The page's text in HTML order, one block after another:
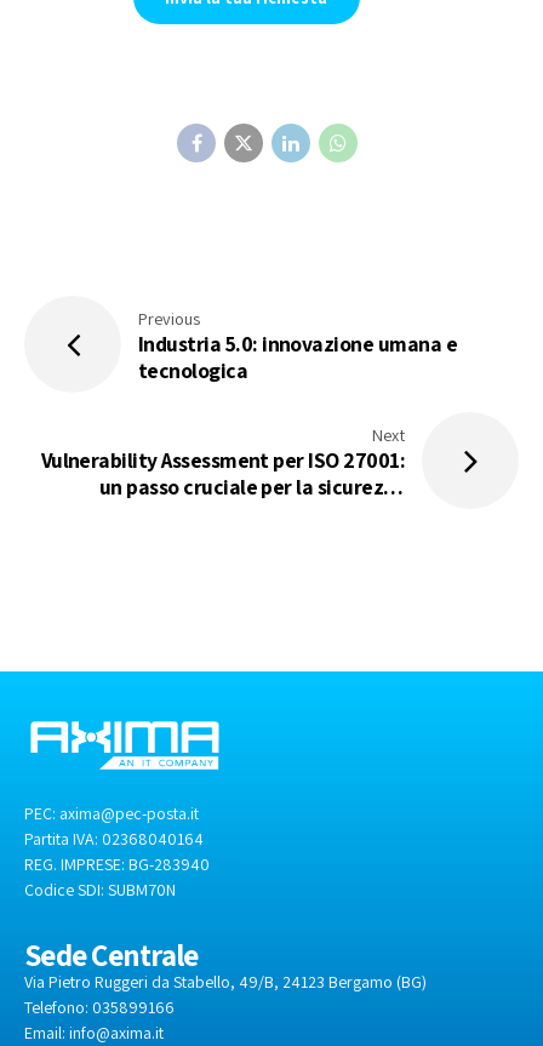
Previous
Industria 5.0: innovazione umana e
tecnologica
Next
Vulnerability Assessment per ISO 27001:
un passo cruciale per la sicurezza
PEC: axima@pec-posta.it
Partita IVA: 02368040164
REG. IMPRESE: BG-283940
Codice SDI: SUBM70N
Sede Centrale
Via Pietro Ruggeri da Stabello, 49/B, 24123 Bergamo (BG)
Telefono: 035899166
Email: info@axima.it